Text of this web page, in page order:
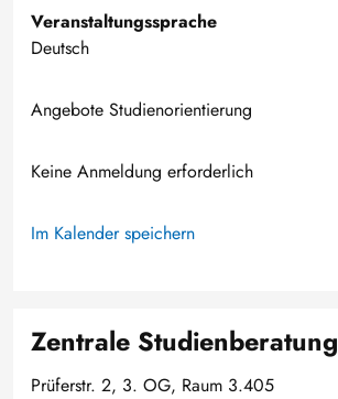
Veranstaltungssprache
Deutsch
Angebote Studienorientierung
Keine Anmeldung erforderlich
Im Kalender speichern
Zentrale Studienberatung
Prüferstr. 2, 3. OG, Raum 3.405